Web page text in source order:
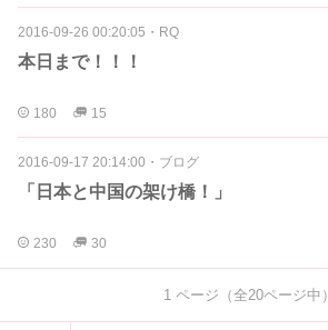
2016-09-26 00:20:05 ・ RQ
本日まで！！！
180 15
2016-09-17 20:14:00 ・ ブログ
「日本と中国の架け橋！」
230 30
1ページ（全20ページ中）